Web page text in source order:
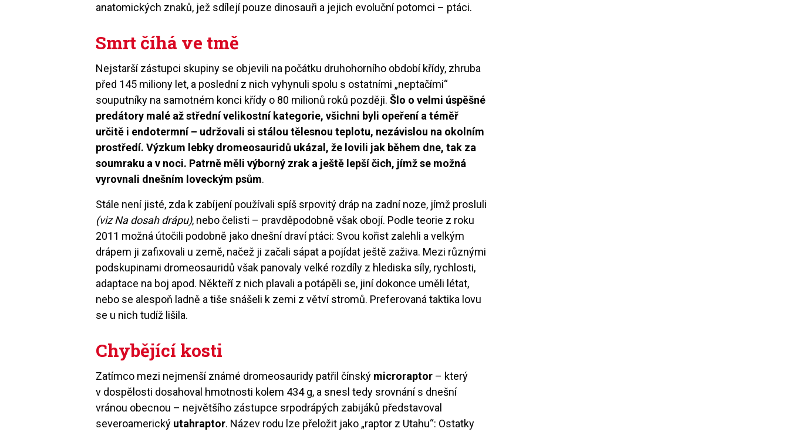
anatomických znaků, jež sdílejí pouze dinosauři a jejich evoluční potomci – ptáci.
Smrt číhá ve tmě
Nejstarší zástupci skupiny se objevili na počátku druhohorního období křídy, zhruba
před 145 miliony let, a poslední z nich vyhynuli spolu s ostatními „neptačími“
souputníky na samotném konci křídy o 80 milionů roků později.Šlo o velmi úspěšné
predátory malé až střední velikostní kategorie, všichni byli opeření a téměř
určitě i endotermní – udržovali si stálou tělesnou teplotu, nezávislou na okolním
prostředí. Výzkum lebky dromeosauridů ukázal, že lovili jak během dne, tak za
soumraku a v noci. Patrně měli výborný zrak a ještě lepší čich, jímž se možná
vyrovnali dnešním loveckým psům.
Stále není jisté, zda k zabíjení používali spíš srpovitý dráp na zadní noze, jímž prosluli
(viz Na dosah drápu), nebo čelisti – pravděpodobně však obojí. Podle teorie z roku
2011 možná útočili podobně jako dnešní draví ptáci: Svou kořist zalehli a velkým
drápem ji zafixovali u země, načež ji začali sápat a pojídat ještě zaživa. Mezi různými
podskupinami dromeosauridů však panovaly velké rozdíly z hlediska síly, rychlosti,
adaptace na boj apod. Někteří z nich plavali a potápěli se, jiní dokonce uměli létat,
nebo se alespoň ladně a tiše snášeli k zemi z větví stromů. Preferovaná taktika lovu
se u nich tudíž lišila.
Chybějící kosti
Zatímco mezi nejmenší známé dromeosauridy patřil čínský microraptor – který
v dospělosti dosahoval hmotnosti kolem 434 g, a snesl tedy srovnání s dnešní
vránou obecnou – největšího zástupce srpodrápých zabijáků představoval
severoamerický utahraptor. Název rodu lze přeložit jako „raptor z Utahu“: Ostatky